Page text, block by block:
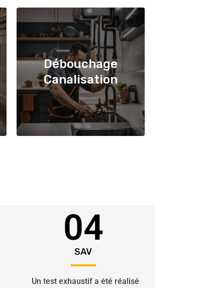
Débouchage
Canalisation
04
SAV
Un test exhaustif a été réalisé